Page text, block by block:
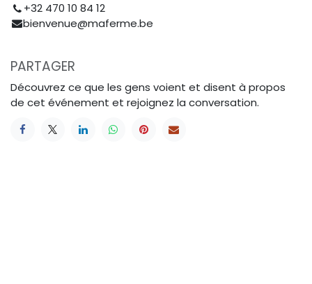
+32 470 10 84 12
bienvenue@maferme.be
PARTAGER
Découvrez ce que les gens voient et disent à propos
de cet événement et rejoignez la conversation.